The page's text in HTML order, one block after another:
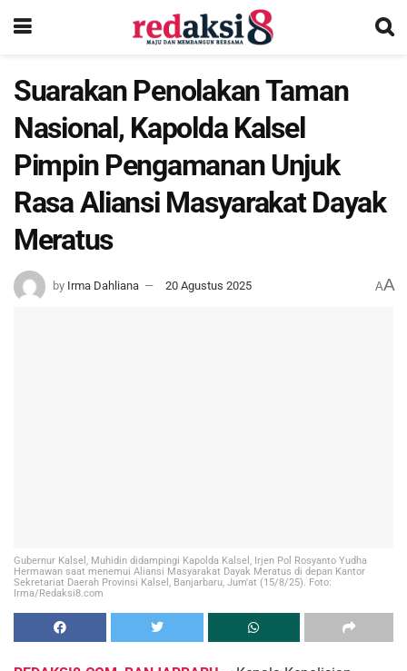
Suarakan Penolakan Taman
Nasional, Kapolda Kalsel
Pimpin Pengamanan Unjuk
Rasa Aliansi Masyarakat Dayak
Meratus
by Irma Dahliana 20 Agustus 2025 AA
Gubernur Kalsel, Muhidin didampingi Kapolda Kalsel, Irjen Pol Rosyanto Yudha
Hermawan saat menemui Aliansi Masyarakat Dayak Meratus di depan Kantor
Sekretariat Daerah Provinsi Kalsel, Banjarbaru, Jum'at (15/8/25). Foto:
Irma/Redaksi8.com